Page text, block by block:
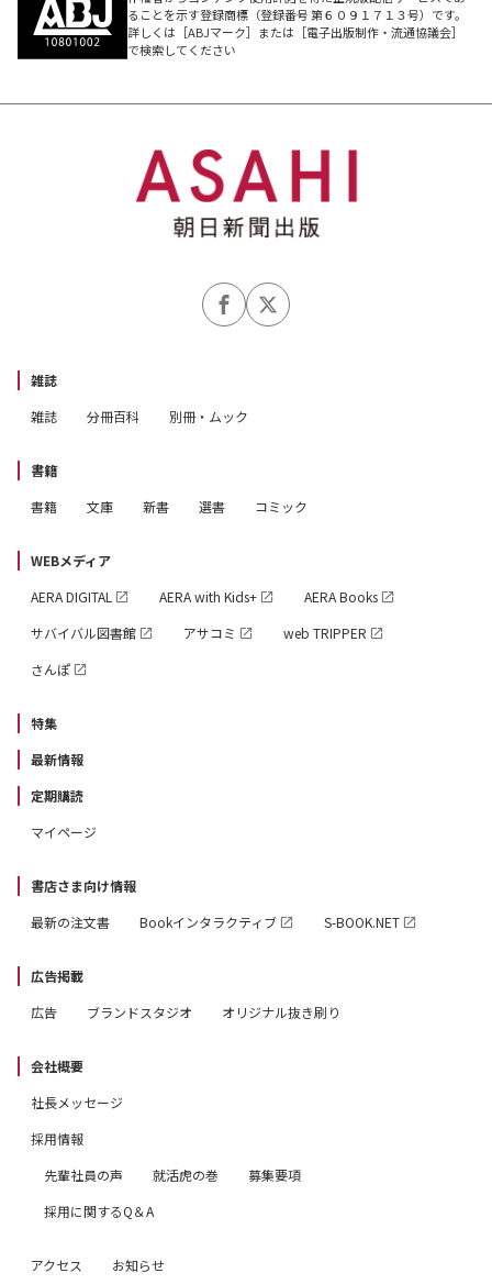
ることを示す登録商標（登録番号 第６０９１７１３号）です。
詳しくは［ABJマーク］または［電子出版制作・流通協議会］
で検索してください
雑誌
雑誌
分冊百科 別冊・ムック
書籍
書籍
文庫 新書 選書 コミック
WEBメディア
AERA DIGITAL
AERA with Kids+
AERA Books
サバイバル図書館
アサコミ
web TRIPPER
さんぽ
特集
最新情報
定期購読
マイページ
書店さま向け情報
最新の注文書
Bookインタラクティブ S-BOOK.NET
広告掲載
広告
ブランドスタジオ オリジナル抜き刷り
会社概要
社長メッセージ
採用情報
先輩社員の声
就活虎の巻
募集要項
採用に関するQ＆A
アクセス お知らせ